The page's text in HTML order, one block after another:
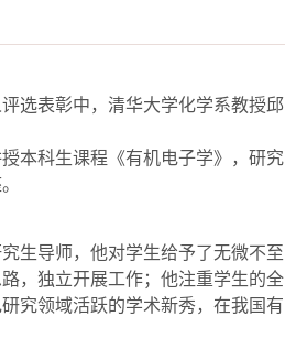
选表彰中，清华大学化学系教授邱
本科生课程《有机电子学》，研究
生导师，他对学生给予了无微不至
，独立开展工作；他注重学生的全
究领域活跃的学术新秀，在我国有